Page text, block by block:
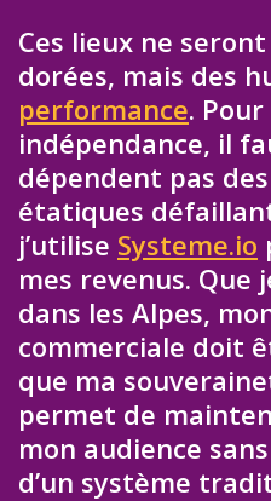
Ces lieux ne
dorées, mais des
performance.
indépendance, il
dépendent pas
étatiques
j’utilise Systeme.io
mes revenus. Que
dans les Alpes,
commerciale doit
que ma
permet de
mon audience
d’un système